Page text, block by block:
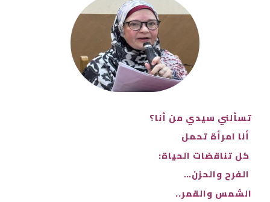
تسألني سيدي من أنا؟
أنا امرأة تحمل
كل تناقضات الحياة:
الفرح والحزن…
الشمس والقمر..